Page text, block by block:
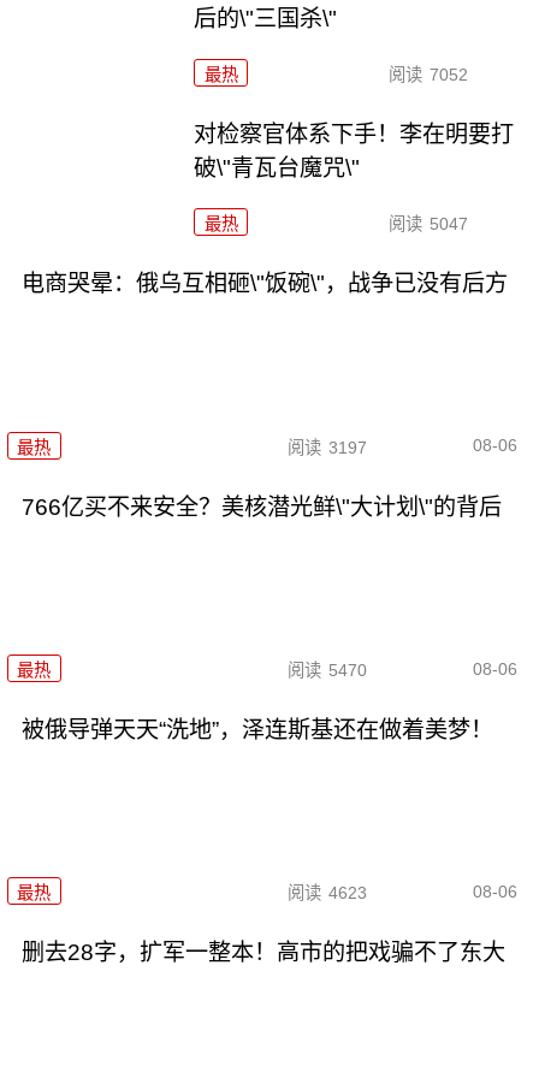
后的\"三国杀\"
最热 阅读 7052
对检察官体系下手！李在明要打
破\"青瓦台魔咒\"
最热 阅读 5047
电商哭晕：俄乌互相砸\"饭碗\"，战争已没有后方
最热 阅读 3197 08-06
766亿买不来安全？美核潜光鲜\"大计划\"的背后
最热 阅读 5470 08-06
被俄导弹天天“洗地”，泽连斯基还在做着美梦！
最热 阅读 4623 08-06
删去28字，扩军一整本！高市的把戏骗不了东大